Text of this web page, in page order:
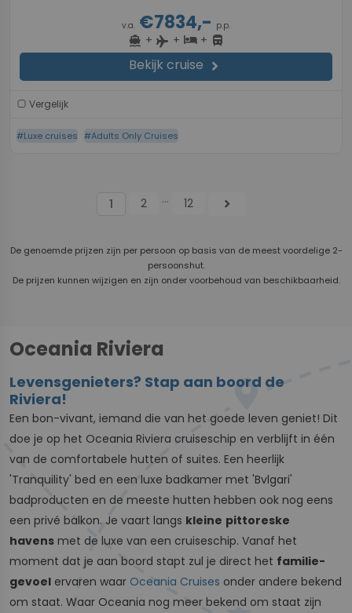
v.a. €7834,- p.p.
directions_boat + flight + hotel+ directions_bus
Bekijk cruise chevron_right
Vergelijk
#Luxe cruises #Adults Only Cruises
1 2 ... 12 chevron_right
De genoemde prijzen zijn per persoon op basis van de meest voordelige 2-
persoonshut.
De prijzen kunnen wijzigen en zijn onder voorbehoud van beschikbaarheid.
Oceania Riviera
Levensgenieters? Stap aan boord de
Riviera!
Een bon-vivant, iemand die van het goede leven geniet! Dit
doe je op het Oceania Riviera cruiseschip en verblijft in één
van de comfortabele hutten of suites. Een heerlijk
'Tranquility' bed en een luxe badkamer met 'Bvlgari'
badproducten en de meeste hutten hebben ook nog eens
een privé balkon. Je vaart langs kleine pittoreske
havens met de luxe van een cruiseschip. Vanaf het
moment dat je aan boord stapt zul je direct het familie-
gevoel ervaren waar Oceania Cruises onder andere bekend
om staat. Waar Oceania nog meer bekend om staat zijn